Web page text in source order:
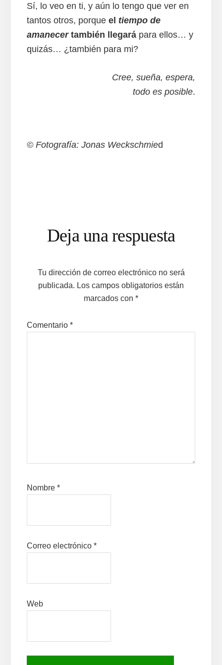
Sí, lo veo en ti, y aún lo tengo que ver en
tantos otros, porque el tiempo de
amanecertambién llegarápara ellos… y
quizás… ¿también para mi?
Cree, sueña, espera,
todo es posible.
© Fotografía: Jonas Weckschmied
con
los
lectores
Deja una respuesta
Tu dirección de correo electrónico no será
publicada. Los campos obligatorios están
marcados con *
Comentario *
Nombre *
Correo electrónico *
Web